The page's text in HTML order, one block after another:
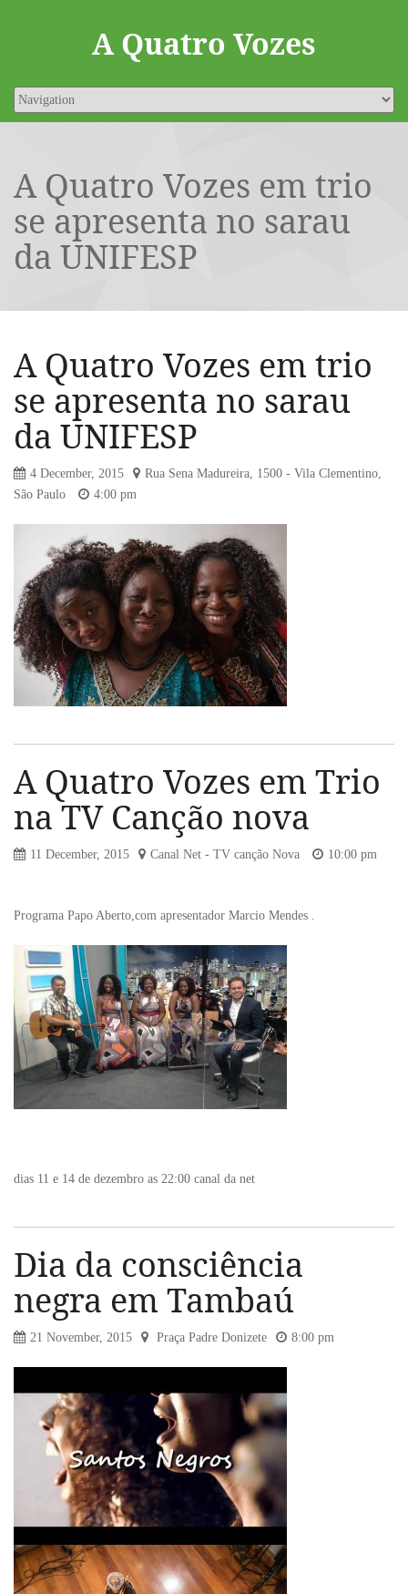
A Quatro Vozes
A Quatro Vozes em trio
se apresenta no sarau
da UNIFESP
A Quatro Vozes em trio
se apresenta no sarau
da UNIFESP
4 December, 2015
Rua Sena Madureira, 1500 - Vila Clementino,
São Paulo
4:00 pm
A Quatro Vozes em Trio
na TV Canção nova
11 December, 2015 Canal Net - TV canção Nova 10:00 pm
Programa Papo Aberto,com apresentador Marcio Mendes .
dias 11 e 14 de dezembro as 22:00 canal da net
Dia da consciência
negra em Tambaú
21 November, 2015 Praça Padre Donizete 8:00 pm